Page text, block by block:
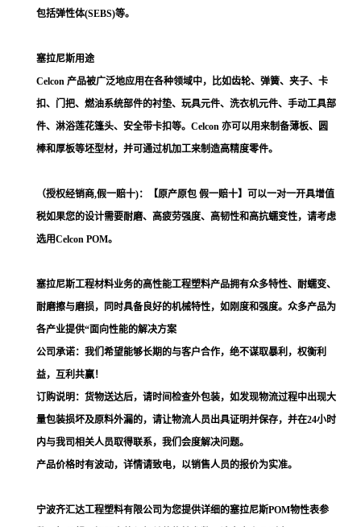
包括弹性体(SEBS)等。
塞拉尼斯用途
Celcon 产品被广泛地应用在各种领域中，比如齿轮、弹簧、夹子、卡
扣、门把、燃油系统部件的衬垫、玩具元件、洗衣机元件、手动工具部
件、淋浴莲花篷头、安全带卡扣等。Celcon 亦可以用来制备薄板、圆
棒和厚板等坯型材，并可通过机加工来制造高精度零件。
（授权经销商,假一赔十)：【原产原包 假一赔十】可以一对一开具增值
税如果您的设计需要耐磨、高疲劳强度、高韧性和高抗蠕变性，请考虑
选用Celcon POM。
塞拉尼斯工程材料业务的高性能工程塑料产品拥有众多特性、耐蠕变、
耐磨擦与磨损，同时具备良好的机械特性，如刚度和强度。众多产品为
各产业提供“面向性能的解决方案
公司承诺：我们希望能够长期的与客户合作，绝不谋取暴利，权衡利
益，互利共赢！
订购说明：货物送达后，请时间检查外包装，如发现物流过程中出现大
量包装损坏及原料外漏的，请让物流人员出具证明并保存，并在24小时
内与我司相关人员取得联系，我们会度解决问题。
产品价格时有波动，详情请致电，以销售人员的报价为实准。
宁波齐汇达工程塑料有限公司为您提供详细的塞拉尼斯POM物性表参